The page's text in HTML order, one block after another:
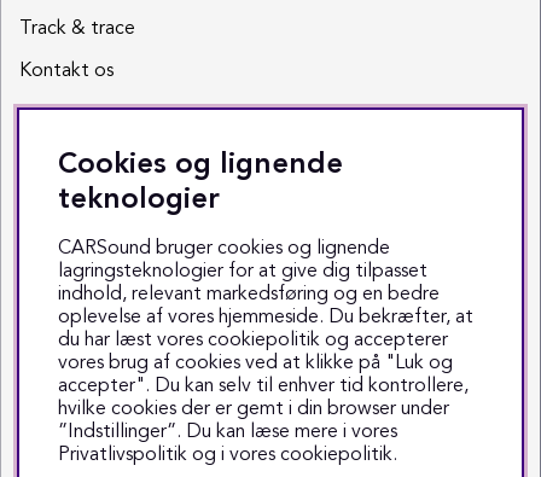
Track & trace
Kontakt os
Sociale medier
Facebook
Instagram
Youtube
TikTok
Copyright © 1999-2025 CARSound
Cookies og lignende
teknologier
CARSound bruger cookies og lignende
lagringsteknologier for at give dig tilpasset
indhold, relevant markedsføring og en bedre
oplevelse af vores hjemmeside. Du bekræfter, at
du har læst vores cookiepolitik og accepterer
vores brug af cookies ved at klikke på "Luk og
accepter". Du kan selv til enhver tid kontrollere,
hvilke cookies der er gemt i din browser under
”Indstillinger”. Du kan læse mere i vores
Privatlivspolitik og i vores cookiepolitik.